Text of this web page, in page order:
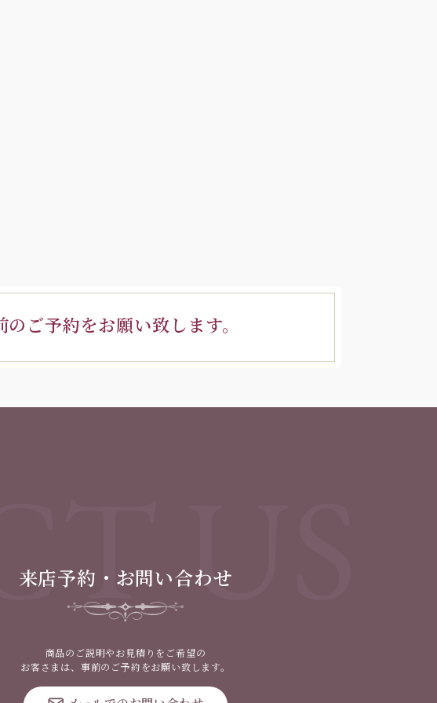
のご予約をお願い致します。
US
来店予約・お問い合わせ
商品のご説明やお見積りをご希望の
お客さまは、事前のご予約をお願い致します。